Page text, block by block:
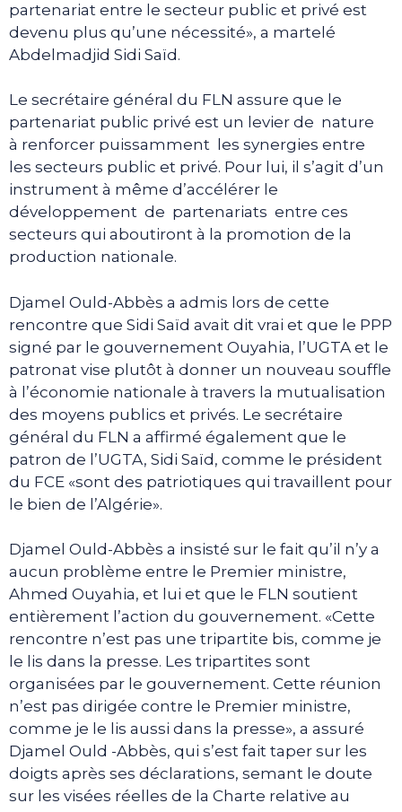
partenariat entre le secteur public et privé est
devenu plus qu’une nécessité», a martelé
Abdelmadjid Sidi Saïd.
Le secrétaire général du FLN assure que le
partenariat public privé est un levier de nature
à renforcer puissamment les synergies entre
les secteurs public et privé. Pour lui, il s’agit d’un
instrument à même d’accélérer le
développement de partenariats entre ces
secteurs qui aboutiront à la promotion de la
production nationale.
Djamel Ould-Abbès a admis lors de cette
rencontre que Sidi Saïd avait dit vrai et que le PPP
signé par le gouvernement Ouyahia, l’UGTA et le
patronat vise plutôt à donner un nouveau souffle
à l’économie nationale à travers la mutualisation
des moyens publics et privés. Le secrétaire
général du FLN a affirmé également que le
patron de l’UGTA, Sidi Saïd, comme le président
du FCE «sont des patriotiques qui travaillent pour
le bien de l’Algérie».
Djamel Ould-Abbès a insisté sur le fait qu’il n’y a
aucun problème entre le Premier ministre,
Ahmed Ouyahia, et lui et que le FLN soutient
entièrement l’action du gouvernement. «Cette
rencontre n’est pas une tripartite bis, comme je
le lis dans la presse. Les tripartites sont
organisées par le gouvernement. Cette réunion
n’est pas dirigée contre le Premier ministre,
comme je le lis aussi dans la presse», a assuré
Djamel Ould -Abbès, qui s’est fait taper sur les
doigts après ses déclarations, semant le doute
sur les visées réelles de la Charte relative au